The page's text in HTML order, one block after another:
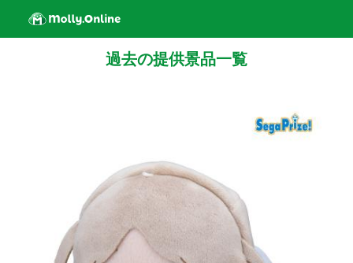
過去の提供景品一覧